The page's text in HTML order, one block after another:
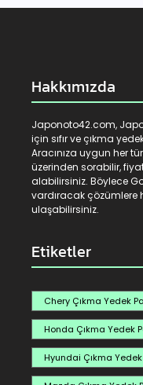
Hakkımızda
Japonoto42.com,
için sıfır ve çıkma
Aracınıza uygun her
üzerinden sorabilir,
alabilirsiniz. Böylece
vardıracak çözümlere
ulaşabilirsiniz.
Etiketler
Chery Çıkma Yedek
Honda Çıkma Yedek
Hyundai Çıkma